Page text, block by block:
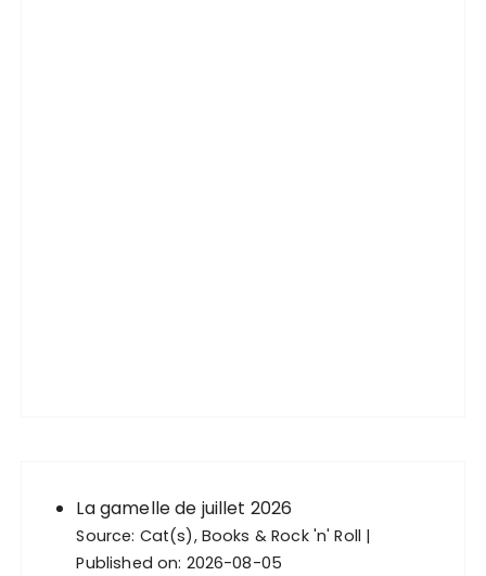
La gamelle de juillet 2026
Source: Cat(s), Books & Rock 'n' Roll
Published on: 2026-08-05